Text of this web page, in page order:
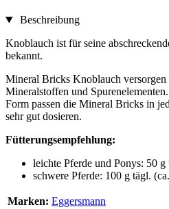
Beschreibung
Knoblauch ist für seine
bekannt.
Mineral Bricks Knoblauch
Mineralstoffen und
Form passen die Mineral Bricks in
sehr gut dosieren.
Fütterungsempfehlung:
leichte Pferde und Ponys: 50
schwere Pferde: 100 g tägl.
Marken: Eggersmann